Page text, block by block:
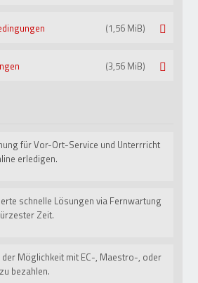
(1,56 MiB)
(3,56 MiB)
für Vor-Ort-Service und Unterrricht
erledigen.
schnelle Lösungen via Fernwartung
Zeit.
der Möglichkeit mit EC-, Maestro-, oder
bezahlen.